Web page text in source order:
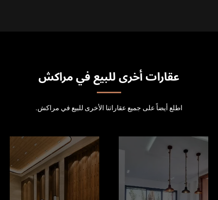
عقارات أخرى للبيع في مراكش
اطلع أيضاً على جميع عقاراتنا الأخرى للبيع في مراكش.